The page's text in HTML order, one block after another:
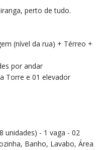
perto de tudo.
(nível da rua) + Térreo +
por andar
Torre e 01 elevador
unidades) - 1 vaga - 02
Banho, Lavabo, Área